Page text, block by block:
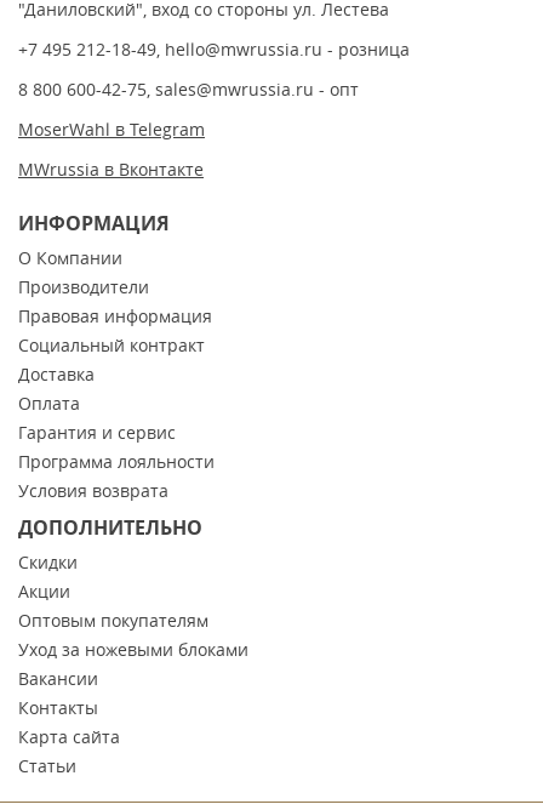
"Даниловский", вход со стороны ул. Лестева
+7 495 212-18-49, hello@mwrussia.ru - розница
8 800 600-42-75, sales@mwrussia.ru - опт
MoserWahl в Telegram
MWrussia в Вконтакте
ИНФОРМАЦИЯ
О Компании
Производители
Правовая информация
Социальный контракт
Доставка
Оплата
Гарантия и сервис
Программа лояльности
Условия возврата
ДОПОЛНИТЕЛЬНО
Скидки
Акции
Оптовым покупателям
Уход за ножевыми блоками
Вакансии
Контакты
Карта сайта
Статьи